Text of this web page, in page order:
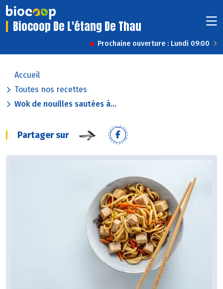
Biocoop De L'étang De Thau
Prochaine ouverture : Lundi 09:00
Accueil
Toutes nos recettes
Wok de nouilles sautées à...
Partager sur